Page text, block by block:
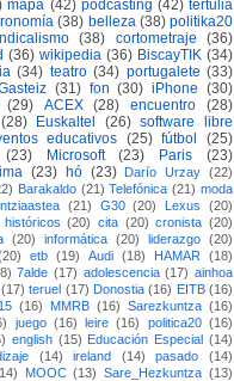
mapa (42) podcasting (42) tertulia
(38) belleza (38) politika20
(38) cortometraje
(36)
(36) wikipedia (36) BiscayTIK (34)
(34) teatro (34) portugalete (33)
(31) fon (30) iPhone (30)
(29) ACEX (28) encuentro
(28)
(28) Euskaltel (26) software libre
educativos (25) fútbol
(25)
(23) Microsoft (23) Paris
(23)
(23) hó (23) Darío Urzay (22)
Barakaldo (21) Telefónica (21) moda
(21) G30 (20) Lexus
(20)
(20) cita (20) cronista (20)
(20) informática (20) liderazgo (20)
etb (19) Audi (18) HAMAR
(18)
7alde (17) adolescencia (17) ainhoa
(17) teruel (17) Donostia (16) EITB (16)
(16) MMRB (16) Sarezkuntza (16)
juego (16) leire (16) politica20 (16)
english (15) Educación Especial (14)
(14) ireland (14) pasado
(14)
MOOC (13) Sare_Hezkuntza (13)